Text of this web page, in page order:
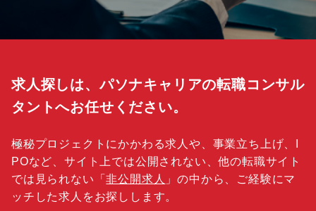
求人探しは、パソナキャリアの転職コンサル
タントへお任せください。
極秘プロジェクトにかかわる求人や、事業立ち上げ、I
POなど、サイト上では公開されない、他の転職サイト
では見られない「非公開求人 」の中から、ご経験にマ
ッチした求人をお探しします。